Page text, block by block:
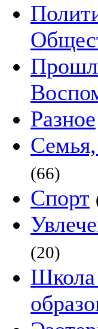
Разное
(66)
Спорт
(20)